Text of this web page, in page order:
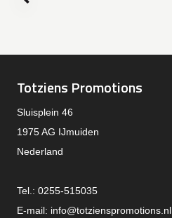
Totziens Promotions
Sluisplein 46
1975 AG IJmuiden
Nederland
Tel.: 0255-515035
E-mail: info@totzienspromotions.nl